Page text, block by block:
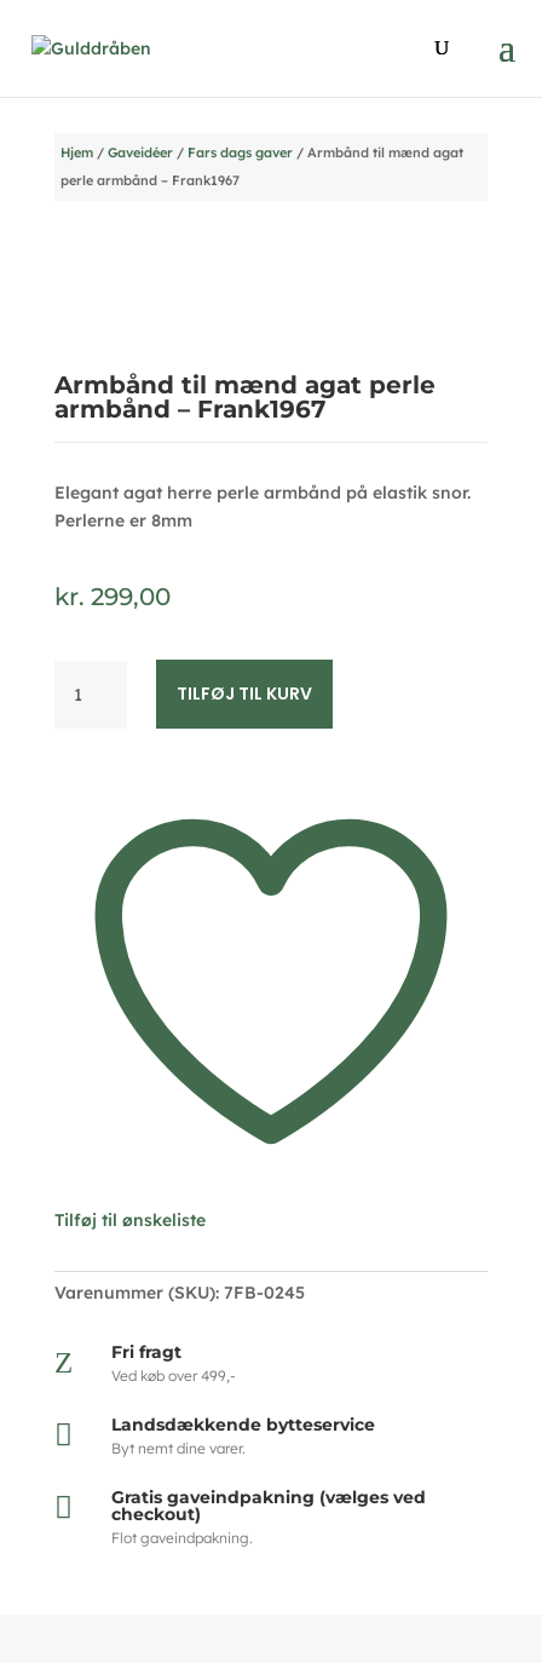
Hjem/ Gaveidéer/ Fars dags gaver/ Armbånd til mænd agat
perle armbånd – Frank1967
Armbånd til mænd agat perle
armbånd – Frank1967
Elegant agat herre perle armbånd på elastik snor.
Perlerne er 8mm
kr. 299,00
Frank1967
antal
TILFØJ TIL KURV
Tilføj til ønskeliste
Varenummer (SKU): 7FB-0245
Z Fri fragt
Ved køb over 499,-
 Landsdækkende bytteservice
Byt nemt dine varer.
 Gratis gaveindpakning (vælges ved
checkout)
Flot gaveindpakning.